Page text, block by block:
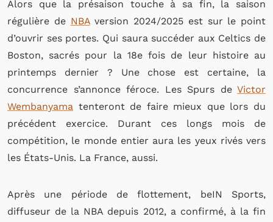
Alors que la présaison touche à sa fin, la saison
régulière de NBAversion 2024/2025 est sur le point
d’ouvrir ses portes. Qui saura succéder aux Celtics de
Boston, sacrés pour la 18e fois de leur histoire au
printemps dernier ? Une chose est certaine, la
concurrence s’annonce féroce. Les Spurs de Victor
Wembanyama tenteront de faire mieux que lors du
précédent exercice. Durant ces longs mois de
compétition, le monde entier aura les yeux rivés vers
les États-Unis. La France, aussi.
Après une période de flottement, beIN Sports,
diffuseur de la NBA depuis 2012, a confirmé, à la fin